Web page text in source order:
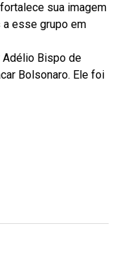
sua imagem
esse grupo em
Adélio Bispo de
Bolsonaro. Ele foi